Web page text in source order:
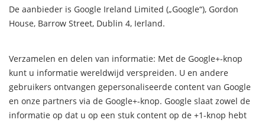
De aanbieder is Google Ireland Limited („Google“), Gordon
House, Barrow Street, Dublin 4, Ierland.
Verzamelen en delen van informatie: Met de Google+-knop
kunt u informatie wereldwijd verspreiden. U en andere
gebruikers ontvangen gepersonaliseerde content van Google
en onze partners via de Google+-knop. Google slaat zowel de
informatie op dat u op een stuk content op de +1-knop hebt